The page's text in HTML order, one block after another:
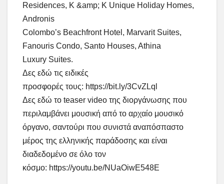
Residences, K &amp; K Unique Holiday Homes,
Andronis
Colombo’s Beachfront Hotel, Marvarit Suites,
Fanouris Condo, Santo Houses, Athina
Luxury Suites.
Δες εδώ τις ειδικές
προσφορές τους: https://bit.ly/3CvZLql
Δες εδώ το teaser video της διοργάνωσης που
περιλαμβάνει μουσική από το αρχαίο μουσικό
όργανο, σαντούρι που συνιστά αναπόσπαστο
μέρος της ελληνικής παράδοσης και είναι
διαδεδομένο σε όλο τον
κόσμο: https://youtu.be/NUaOiwE548E